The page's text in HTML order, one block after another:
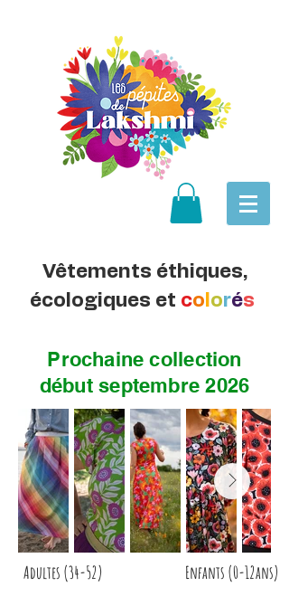
Vêtements éthiques,
écologiques et co orés
Prochaine collection
début septembre 2026
Adultes (34-52) Enfants (0-12ans)